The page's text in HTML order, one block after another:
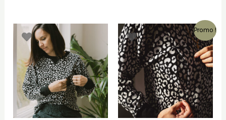
était :
89,00 €.
est :
Promo !